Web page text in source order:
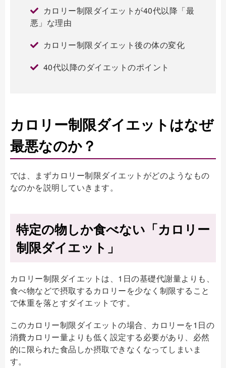
カロリー制限ダイエットが40代以降「最
悪」な理由
カロリー制限ダイエット後の体の変化
40代以降のダイエットのポイント
カロリー制限ダイエットはなぜ
最悪なのか？
では、まずカロリー制限ダイエットがどのようなもの
なのかを説明していきます。
特定の物しか食べない「カロリー
制限ダイエット」
カロリー制限ダイエットは、1日の基礎代謝量よりも、
食べ物などで摂取するカロリーを少なく制限すること
で体重を落とすダイエットです。
このカロリー制限ダイエットの場合、カロリーを1日の
消費カロリー量よりも低く設定する必要があり、必然
的に限られた食品しか摂取できなくなってしまいま
す。